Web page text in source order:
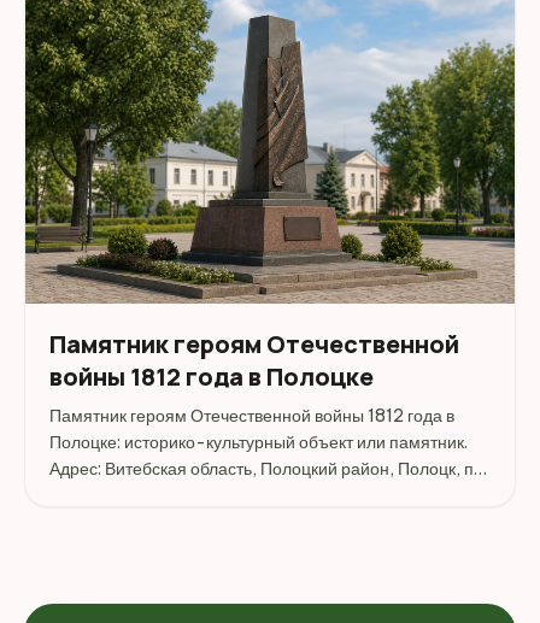
Памятник героям Отечественной
войны 1812 года в Полоцке
Памятник героям Отечественной войны 1812 года в
Полоцке: историко-культурный объект или памятник.
Адрес: Витебская область, Полоцкий район, Полоцк, пл.